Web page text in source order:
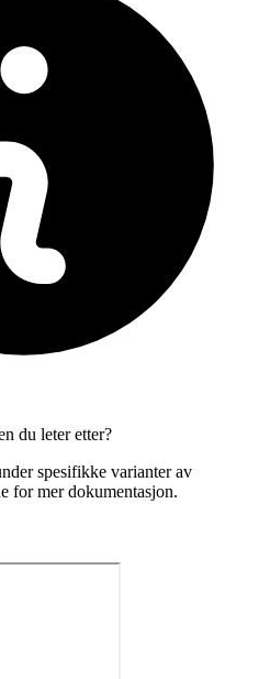
du leter etter?
spesifikke varianter av
for mer dokumentasjon.